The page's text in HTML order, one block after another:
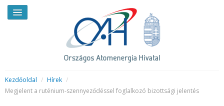
Kezdőoldal / Hírek /
Megjelent a ruténium-szennyeződéssel foglalkozó bizottsági jelentés